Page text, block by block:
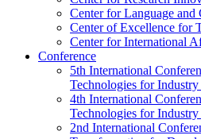
Center for Language and
Center of Excellence for
Center for International
Conference
5th International
Technologies for Industry
4th International
Technologies for Industry
2nd International